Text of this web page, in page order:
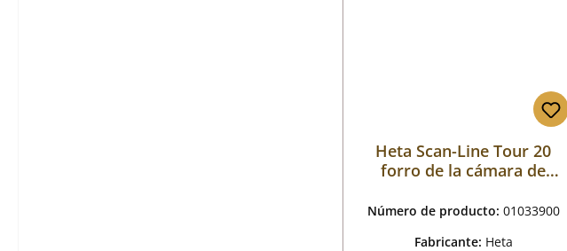
Heta Scan-Line Tour 20
forro de la cámara de
Número de producto: 01033900
Fabricante: Heta